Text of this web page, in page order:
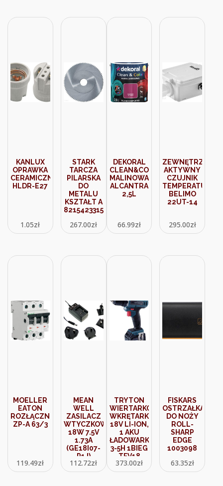
KANLUX
OPRAWKA
CERAMICZNA
HLDR-E27
1.05zł
STARK
TARCZA
PILARSKA
DO
METALU
KSZTAŁT A
8215423315
267.00zł
DEKORAL
CLEAN&COLOR
MALINOWA
ALCANTRA
2,5L
66.99zł
ZEWNĘTRZY
AKTYWNY
CZUJNIK
TEMPERATURY
BELIMO
22UT-14
295.00zł
MOELLER
EATON
ROZŁĄCZNIK
ZP-A 63/3
119.49zł
MEAN
WELL
ZASILACZ
WTYCZKOWY
18W 7.5V
1.73A
(GE18I07-
P1J)
112.72zł
TRYTON
WIERTARKO-
WKRĘTARKA
18V LI-ION,
1 AKU
ŁADOWARKA
3-5H 1BIEG
TFV18
373.00zł
FISKARS
OSTRZAŁKA
DO NOŻY
ROLL-
SHARP
EDGE
1003098
63.35zł